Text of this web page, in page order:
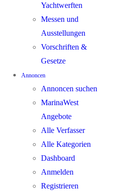
Yachtwerften
Messen und
Ausstellungen
Vorschriften &
Gesetze
Annoncen
Annoncen suchen
MarinaWest
Angebote
Alle Verfasser
Alle Kategorien
Dashboard
Anmelden
Registrieren